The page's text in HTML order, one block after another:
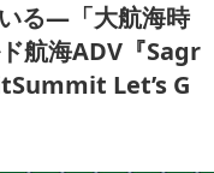
る―「大航海時
航海ADV『Sagr
Let’s G